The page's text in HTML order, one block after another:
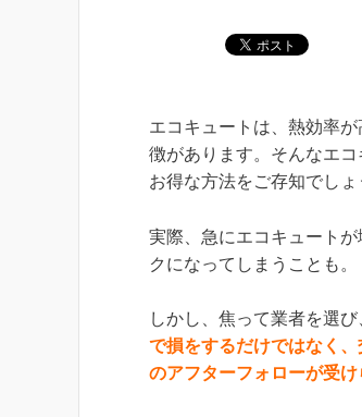
エコキュートは、熱効率
徴があります。そんなエ
お得な方法をご存知でしょ
実際、急にエコキュートが
クになってしまうことも。
しかし、焦って業者を選
で損をするだけではなく
のアフターフォローが受け